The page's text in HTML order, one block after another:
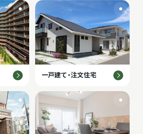
一戸建て・注文住宅